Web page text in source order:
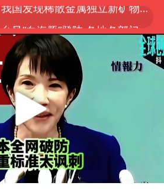
台风“白海豚”登陆 各地各部门全力应对
部分银行上调存款利率
小沈阳加盟《披荆斩棘》
朱一龙的鼻子怎么了
上海暴雨已致多处积水
上海地铁4条线路全线停运05:27